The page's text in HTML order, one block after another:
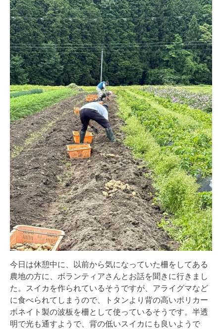
今日は休憩中に、 以前から気になっていた柵をしてある
農地の方に、 ボランティアさんとお話を聞きに行きまし
た。 スイカを作られているそうですが、 アライグマなど
に食べられてしまうので、
トタンより背の高いポリカー
ボネイト製の波板を柵として使っているそうです。半透
明で光も通すようで、 背の低いスイカにも良いようで